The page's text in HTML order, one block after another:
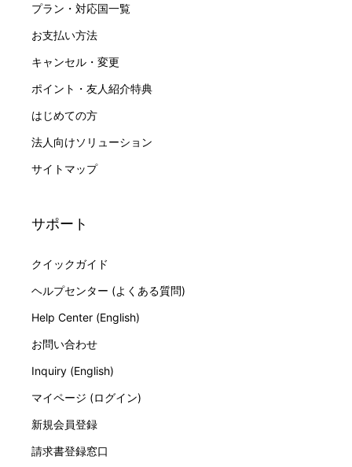
プラン・対応国一覧
お支払い方法
キャンセル・変更
ポイント・友人紹介特典
はじめての方
法人向けソリューション
サイトマップ
サポート
クイックガイド
ヘルプセンター (よくある質問)
Help Center (English)
お問い合わせ
Inquiry (English)
マイページ (ログイン)
新規会員登録
請求書登録窓口